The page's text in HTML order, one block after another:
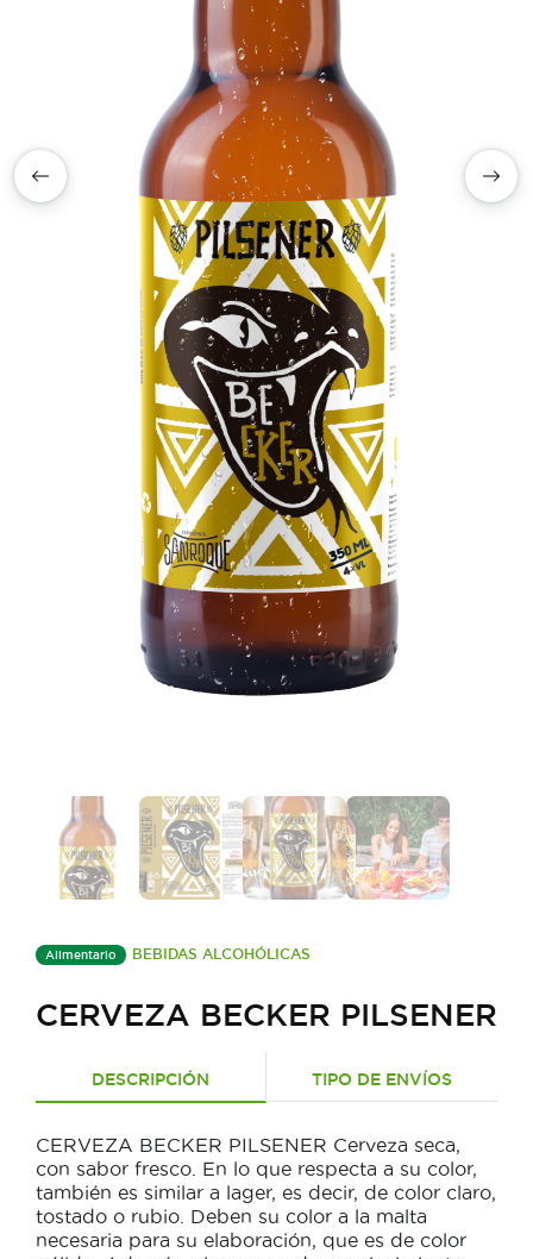
Alimentario BEBIDAS ALCOHÓLICAS
CERVEZA BECKER PILSENER
DESCRIPCIÓN TIPO DE ENVÍOS
CERVEZA BECKER PILSENER Cerveza seca,
con sabor fresco. En lo que respecta a su color,
también es similar a lager, es decir, de color claro,
tostado o rubio. Deben su color a la malta
necesaria para su elaboración, que es de color